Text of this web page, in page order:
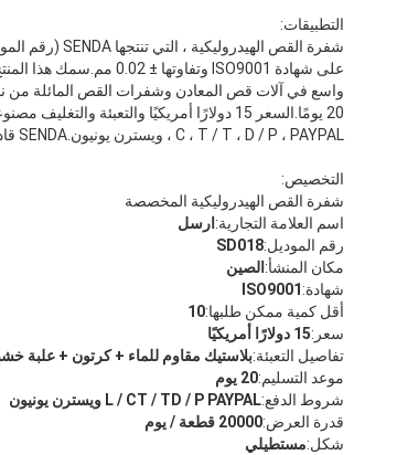
التطبيقات:
C ، T / T ، D / P ، PAYPAL ، ويسترن يونيون.SENDA قادرة على توفير 20000 قطعة / يوم.
التخصيص:
شفرة القص الهيدروليكية المخصصة
اسم العلامة التجارية: ارسل
رقم الموديل:SD018
مكان المنشأ: الصين
شهادة: ISO9001
أقل كمية ممكن طلبها:10
سعر:15 دولارًا أمريكيًا
تفاصيل التعبئة:بلاستيك مقاوم للماء + كرتون + علبة
موعد التسليم:20 يوم
شروط الدفع:L / CT / TD / P PAYPAL ويسترن يونيون
قدرة العرض:20000 قطعة / يوم
شكل:مستطيلي